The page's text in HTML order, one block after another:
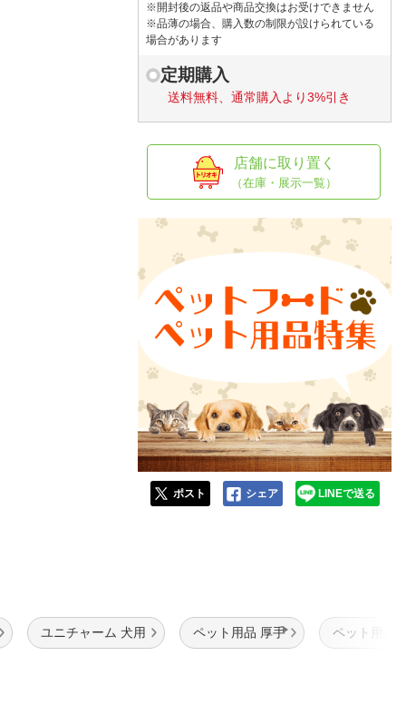
※開封後の返品や商品交換はお受けできません
※品薄の場合、購入数の制限が設けられている
場合があります
定期購入
送料無料、通常購入より3%引き
店舗に取り置く
（在庫・展示一覧）
ポスト シェア LINEで送る
ユニチャーム 犬用 ペット用品 厚手 ペット用品